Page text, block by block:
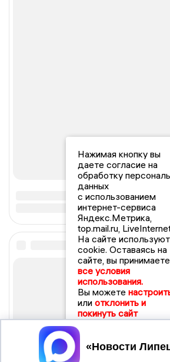
Нажимая кнопку вы
даете согласие на
обработку
данных
с использованием
интернет-сервиса
Яндекс.Метрика,
top.mail.ru,
На сайте
cookie. Оставаясь на
сайте, вы принимаете
все условия
использования.
Вы можете
или отклонить и
покинуть сайт
Принять